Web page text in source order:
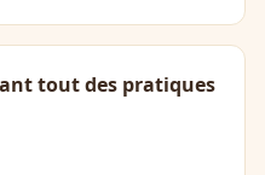
tout des pratiques